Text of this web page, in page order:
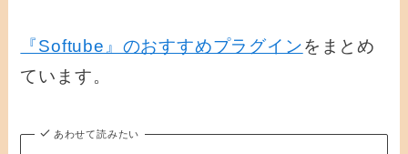
『Softube』のおすすめプラグインをまとめ
ています。
あわせて読みたい